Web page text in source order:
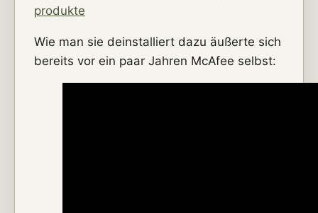
produkte
Wie man sie deinstalliert dazu äußerte sich
bereits vor ein paar Jahren McAfee selbst: